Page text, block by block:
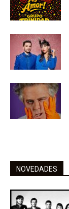
NOVEDADES